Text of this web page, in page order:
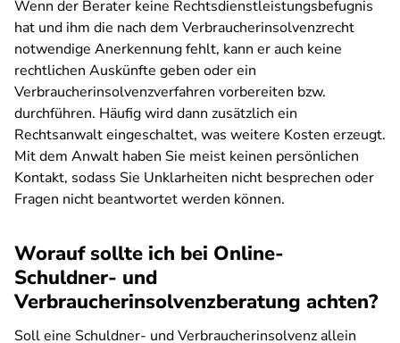
Wenn der Berater keine Rechtsdienstleistungsbefugnis
hat und ihm die nach dem Verbraucherinsolvenzrecht
notwendige Anerkennung fehlt, kann er auch keine
rechtlichen Auskünfte geben oder ein
Verbraucherinsolvenzverfahren vorbereiten bzw.
durchführen. Häufig wird dann zusätzlich ein
Rechtsanwalt eingeschaltet, was weitere Kosten erzeugt.
Mit dem Anwalt haben Sie meist keinen persönlichen
Kontakt, sodass Sie Unklarheiten nicht besprechen oder
Fragen nicht beantwortet werden können.
Worauf sollte ich bei Online-
Schuldner- und
Verbraucherinsolvenzberatung achten?
Soll eine Schuldner- und Verbraucherinsolvenz allein